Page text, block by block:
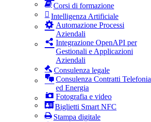
Corsi di formazione
Intelligenza Artificiale
Automazione Processi
Aziendali
Integrazione OpenAPI per
Gestionali e Applicazioni
Aziendali
Consulenza legale
Consulenza Contratti Telefonia
ed Energia
Fotografia e video
Biglietti Smart NFC
Stampa digitale